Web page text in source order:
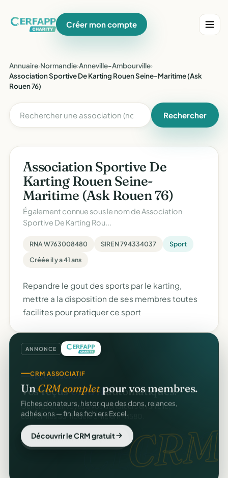
Créer mon compte
Annuaire›Normandie›Anneville-Ambourville›
Association Sportive De Karting Rouen Seine-Maritime (Ask
Rouen 76)
Rechercher
Association Sportive De
Karting Rouen Seine-
Maritime (Ask Rouen 76)
Également connue sous le nom deAssociation
Sportive De Karting Rou...
RNA W763008480 SIREN 794334037
Sport
Créée il y a 41 ans
Repandre le gout des sports par le karting,
mettre a la disposition de ses membres toutes
facilites pour pratiquer ce sport
ANNONCE
CRM.
CRM ASSOCIATIF
Un CRM completpour vos membres.
Fiches donateurs, historique des dons, relances,
adhésions — fini les fichiers Excel.
Découvrir le CRM gratuit